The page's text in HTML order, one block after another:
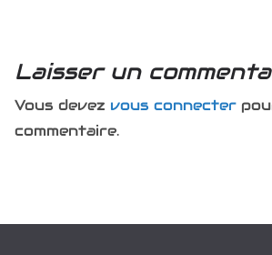
Laisser un
Vous devez vous connecter
commentaire.